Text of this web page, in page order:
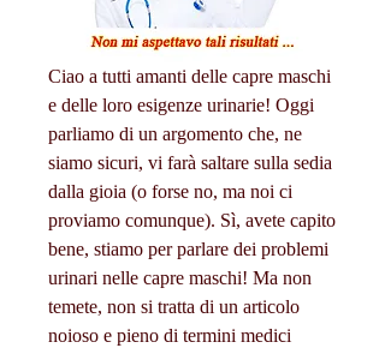
Ciao a tutti amanti delle capre maschi
e delle loro esigenze urinarie! Oggi
parliamo di un argomento che, ne
siamo sicuri, vi farà saltare sulla sedia
dalla gioia (o forse no, ma noi ci
proviamo comunque). Sì, avete capito
bene, stiamo per parlare dei problemi
urinari nelle capre maschi! Ma non
temete, non si tratta di un articolo
noioso e pieno di termini medici